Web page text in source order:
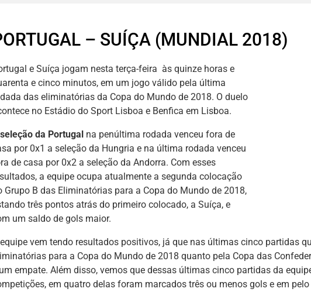
– SUÍÇA (MUNDIAL 2018)
e Suíça jogam nesta terça-feira às quinze horas e
e cinco minutos, em um jogo válido pela última
das eliminatórias da Copa do Mundo de 2018. O duelo
no Estádio do Sport Lisboa e Benfica em Lisboa.
seleção da Portugalna penúltima rodada venceu fora de
por 0x1 a seleção da Hungria e na última rodada venceu
de casa por 0x2 a seleção da Andorra. Com esses
a equipe ocupa atualmente a segunda colocação
Grupo B das Eliminatórias para a Copa do Mundo de 2018,
três pontos atrás do primeiro colocado, a Suíça, e
um saldo de gols maior.
vem tendo resultados positivos, já que nas últimas cinco partidas
para a Copa do Mundo de 2018 quanto pela Copa das
empate. Além disso, vemos que dessas últimas cinco partidas da
em quatro delas foram marcados três ou menos gols e em